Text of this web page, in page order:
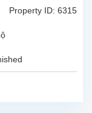
lớn
khu...
Property ID: 6315